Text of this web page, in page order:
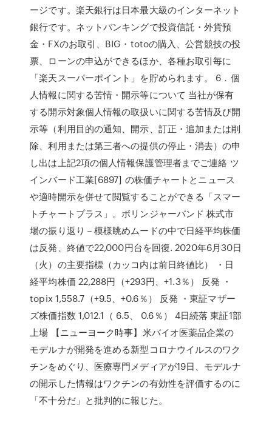
ージです。楽天銀行は日本最大級のインターネット
銀行です。ネットバンキングで投資信託・外貨預
金・FXのお取引、BIG・totoの購入、公営競技の投
票、ローンの申込ができるほか、各種お取引毎に
「楽天スーパーポイント」を貯められます。 6．個
人情報に関する苦情・開示等について 当社が保有
する開示対象個人情報の取扱いに関する苦情及び開
示等（利用目的の通知、開示、訂正・追加または削
除、利用または第三者への提供の停止・消去）の申
し出は上記2項の個人情報保護管理者までご連絡 ツ
インバード工業[6897] の株価チャートとニュース
や適時開示を併せて閲覧することができる「スマー
トチャートプラス」。ボリンジャーバンド 株式市
場の振り返り－模様眺めムードの中で日経平均株価
は反発、終値で22,000円台を回復. 2020年6月30日
（火）の主要指標（カッコ内は前日終値比） ・日
経平均株価 22,288円（+293円、+1.3％） 反発 ・
topix 1,558.7（+9.5、+0.6％） 反発 ・東証マザー
ズ株価指数 1,012.1（ 6.5、 0.6％） 4日続落 東証1部
上場 【ニューヨーク時事】米バイオ医薬品企業の
モデルナが開発を進める新型コロナウイルスのワク
チンをめぐり、医療専門メディアが19日、モデルナ
の開示した情報はワクチンの有効性を評価するのに
「不十分だ」と批判的に報じた。